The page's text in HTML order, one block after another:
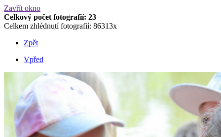
Zavřít okno
Celkový počet fotografií: 23
Celkem zhlédnutí fotografií: 86313x
Zpět
Vpřed